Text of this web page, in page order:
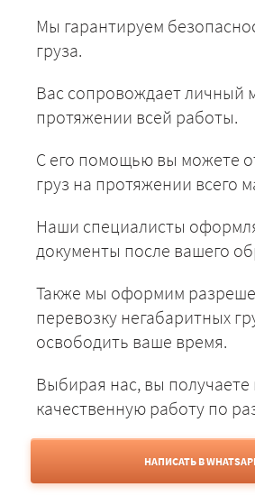
Мы гарантируем
груза.
Вас сопровождает личный
протяжении всей работы.
С его помощью вы можете
груз на протяжении всего
Наши специалисты
документы после вашего
Также мы оформим
перевозку негабаритных
освободить ваше время.
Выбирая нас, вы
качественную работу по
НАПИСАТЬ В